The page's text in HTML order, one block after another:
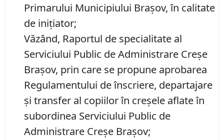
Primarului Municipiului Brașov, în calitate
de inițiator;
Văzând, Raportul de specialitate al
Serviciului Public de Administrare Creşe
Braşov, prin care se propune aprobarea
Regulamentului de înscriere, departajare
și transfer al copiilor în creșele aflate în
subordinea Serviciului Public de
Administrare Creșe Brașov;